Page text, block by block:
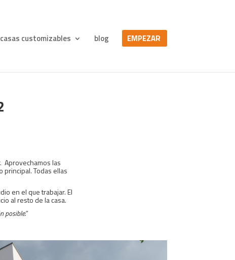
casas customizables blog EMPEZAR
Aprovechamos las
Todas ellas
en el que trabajar.El
al resto de la casa.
posible.”